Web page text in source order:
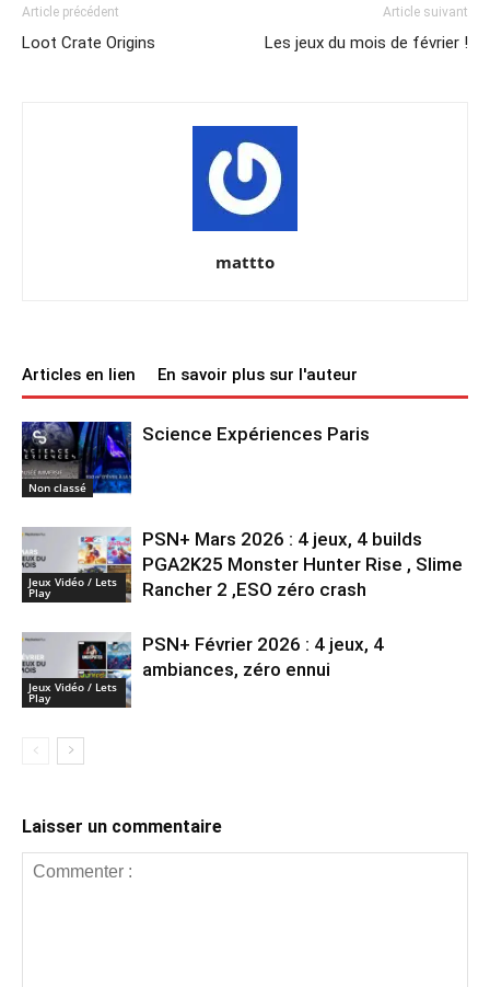
Article précédent
Loot Crate Origins
Article suivant
Les jeux du mois de février !
mattto
Articles en lien En savoir plus sur l'auteur
Non classé
Science Expériences Paris
Jeux Vidéo / Lets
Play
PSN+ Mars 2026 : 4 jeux, 4 builds
PGA2K25 Monster Hunter Rise , Slime
Rancher 2 ,ESO zéro crash
Jeux Vidéo / Lets
Play
PSN+ Février 2026 : 4 jeux, 4
ambiances, zéro ennui
Laisser un commentaire